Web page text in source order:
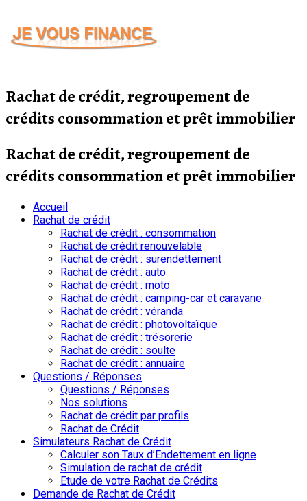
contenu
Rachat de crédit, regroupement de
crédits consommation et prêt immobilier
Rachat de crédit, regroupement de
crédits consommation et prêt immobilier
Accueil
Rachat de crédit
Rachat de crédit : consommation
Rachat de crédit renouvelable
Rachat de crédit : surendettement
Rachat de crédit : auto
Rachat de crédit : moto
Rachat de crédit : camping-car et caravane
Rachat de crédit : véranda
Rachat de crédit : photovoltaïque
Rachat de crédit : trésorerie
Rachat de crédit : soulte
Rachat de crédit : annuaire
Questions / Réponses
Questions / Réponses
Nos solutions
Rachat de crédit par profils
Rachat de Crédit
Simulateurs Rachat de Crédit
Calculer son Taux d’Endettement en ligne
Simulation de rachat de crédit
Etude de votre Rachat de Crédits
Demande de Rachat de Crédit